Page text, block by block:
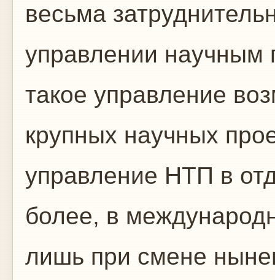
весьма
управлении научным
такое управление
крупных научных
управление НТП в
более, в
лишь при смене